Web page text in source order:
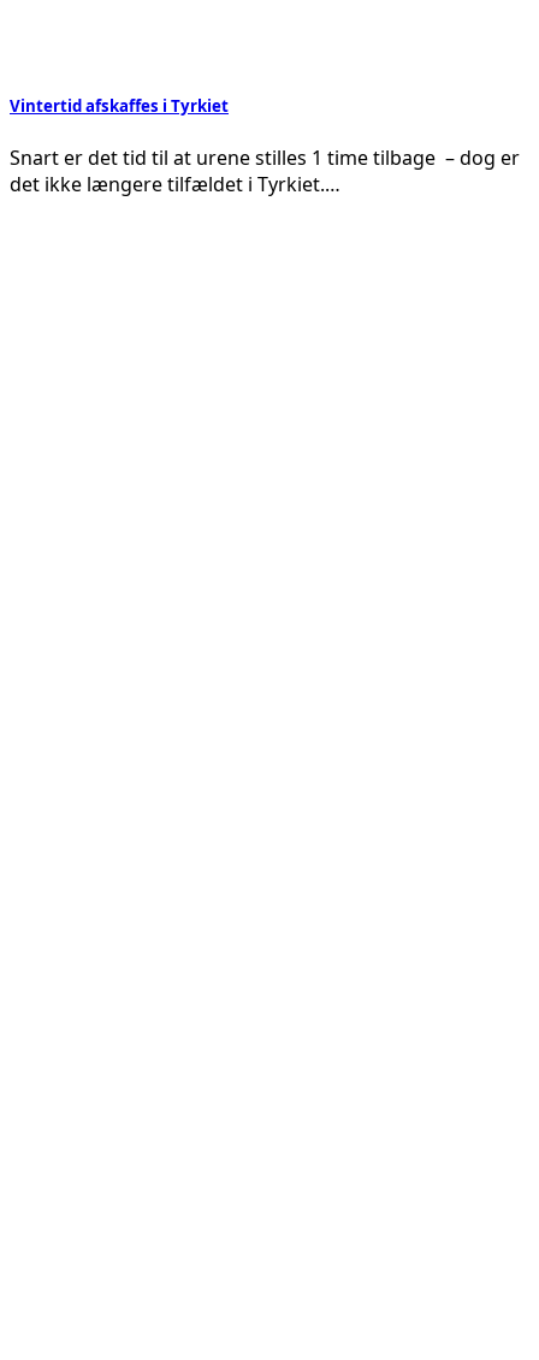
Vintertid afskaffes i Tyrkiet
Snart er det tid til at urene stilles 1 time tilbage – dog er
det ikke længere tilfældet i Tyrkiet.…